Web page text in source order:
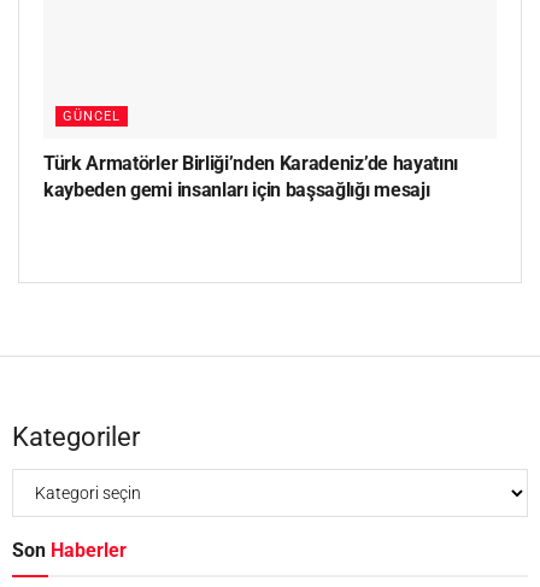
GÜNCEL
Türk Armatörler Birliği’nden Karadeniz’de hayatını
kaybeden gemi insanları için başsağlığı mesajı
Kategoriler
Son Haberler